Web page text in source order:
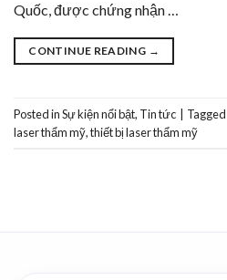
Quốc, được chứng nhận …
CONTINUE READING →
Posted inSự kiện nổi bật, Tin tức Tagged
laser thẩm mỹ,thiết bị laser thẩm mỹ